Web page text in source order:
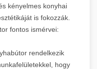
kényelmes konyhai
is fokozzák.
fontos ismérvei:
rendelkezik
hogy